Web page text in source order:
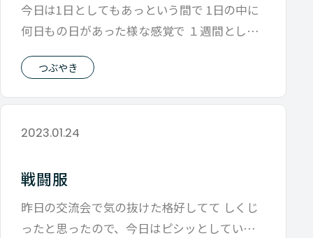
今日は1日としてもあっという間で 1日の中に
何日もの日があった様な感覚で １週間として
つぶやき
2023.01.24
戦闘服
昨日の交流会で気の抜けた格好してて しくじ
ったと思ったので、今日はピシッとしていこ